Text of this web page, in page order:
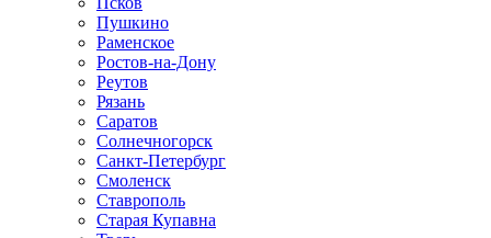
Пушкино
Раменское
Ростов-на-Дону
Реутов
Рязань
Саратов
Солнечногорск
Санкт-Петербург
Смоленск
Ставрополь
Старая Купавна